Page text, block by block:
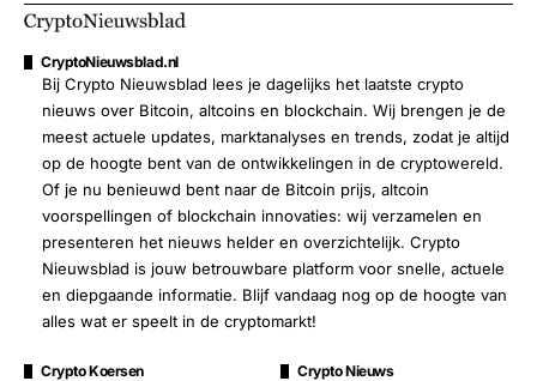
CryptoNieuwsblad.nl
Bij Crypto Nieuwsblad lees je dagelijks het laatste crypto
nieuws over Bitcoin, altcoins en blockchain. Wij brengen je de
meest actuele updates, marktanalyses en trends, zodat je altijd
op de hoogte bent van de ontwikkelingen in de cryptowereld.
Of je nu benieuwd bent naar de Bitcoin prijs, altcoin
voorspellingen of blockchain innovaties: wij verzamelen en
presenteren het nieuws helder en overzichtelijk. Crypto
Nieuwsblad is jouw betrouwbare platform voor snelle, actuele
en diepgaande informatie. Blijf vandaag nog op de hoogte van
alles wat er speelt in de cryptomarkt!
Crypto Koersen Crypto Nieuws